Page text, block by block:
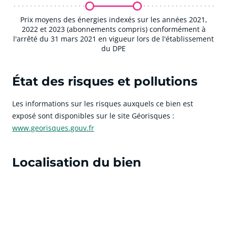
Prix moyens des énergies indexés sur les années 2021,
2022 et 2023 (abonnements compris) conformément à
l'arrêté du 31 mars 2021 en vigueur lors de l'établissement
du DPE
État des risques et pollutions
Les informations sur les risques auxquels ce bien est
exposé sont disponibles sur le site Géorisques :
www.georisques.gouv.fr
Localisation du bien